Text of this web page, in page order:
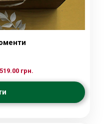
519.00 грн.